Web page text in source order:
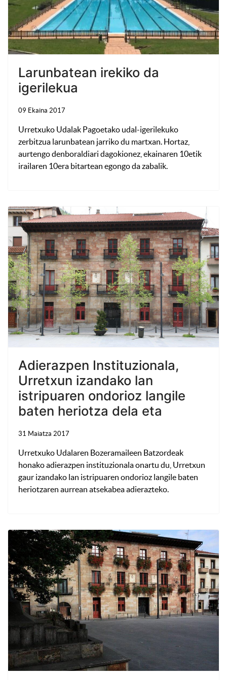
Larunbatean irekiko da
igerilekua
09 Ekaina 2017
Urretxuko Udalak Pagoetako udal-igerilekuko
zerbitzua larunbatean jarriko du martxan. Hortaz,
aurtengo denboraldiari dagokionez, ekainaren 10etik
irailaren 10era bitartean egongo da zabalik.
Adierazpen Instituzionala,
Urretxun izandako lan
istripuaren ondorioz langile
baten heriotza dela eta
31 Maiatza 2017
Urretxuko Udalaren Bozeramaileen Batzordeak
honako adierazpen instituzionala onartu du, Urretxun
gaur izandako lan istripuaren ondorioz langile baten
heriotzaren aurrean atsekabea adierazteko.